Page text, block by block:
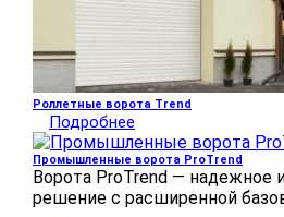
Роллетные ворота Trend
Подробнее
Промышленные ворота ProTrend
Ворота ProTrend — надежное
решение с расширенной